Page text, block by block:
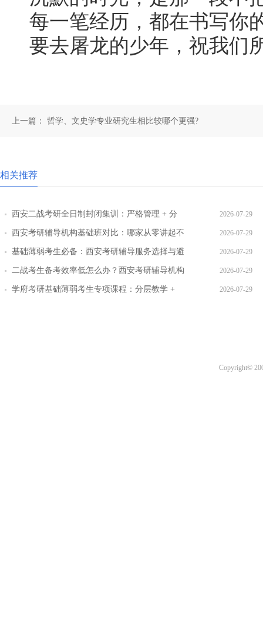
每一笔经历，都在书写你
要去屠龙的少年，祝我们
上一篇： 哲学、文史学专业研究生相比较哪个更强?
相关推荐
西安二战考研全日制封闭集训：严格管理 + 分
层教学效果实测
2026-07-29
西安考研辅导机构基础班对比：哪家从零讲起不
跳步骤
2026-07-29
基础薄弱考生必备：西安考研辅导服务选择与避
坑指南
2026-07-29
二战考生备考效率低怎么办？西安考研辅导机构
提效方案盘点
2026-07-29
学府考研基础薄弱考生专项课程：分层教学 + 2026-07-29
Copyright©